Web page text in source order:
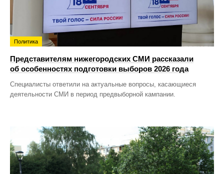
Политика
Представителям нижегородских СМИ рассказали
об особенностях подготовки выборов 2026 года
Специалисты ответили на актуальные вопросы, касающиеся
деятельности СМИ в период предвыборной кампании.